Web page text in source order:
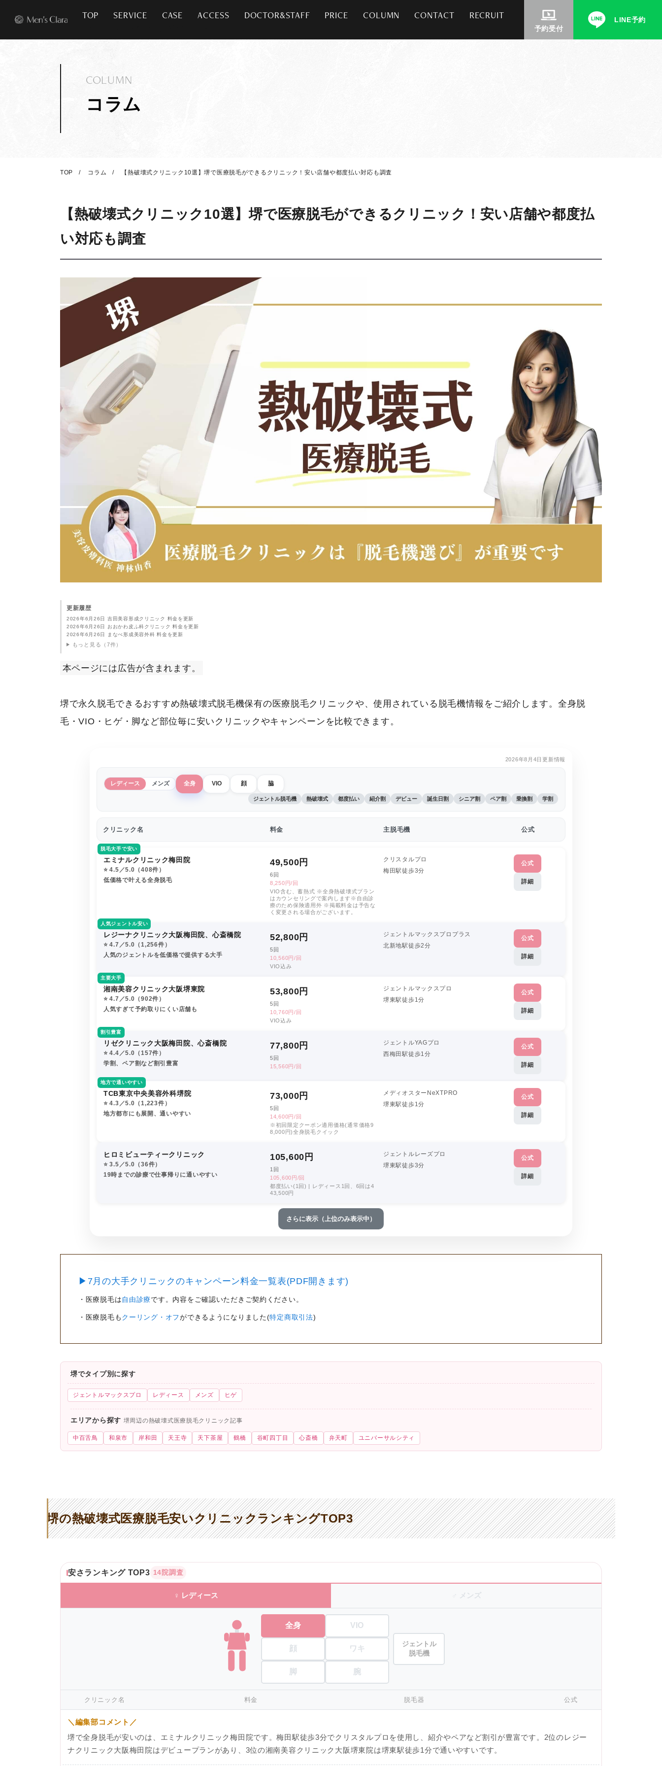
TOP SERVICE CASE ACCESS DOCTOR&STAFF PRICE COLUMN CONTACT RECRUIT
予約受付
LINE予約
コラム
COLUMN
TOP コラム 【熱破壊式クリニック10選】堺で医療脱毛ができるクリニック！安い店舗や都度払い対応も調査
【熱破壊式クリニック10選】堺で医療脱毛ができるクリニック！安い店舗や都度払
い対応も調査
更新履歴
2026年6月26日 吉田美容形成クリニック 料金を更新
2026年6月26日 おおかわ皮ふ科クリニック 料金を更新
2026年6月26日 まなべ形成美容外科 料金を更新
もっと見る（7件）
本ページには広告が含まれます。
堺で永久脱毛できるおすすめ熱破壊式脱毛機保有の医療脱毛クリニックや、使用されている脱毛機情報をご紹介します。全身脱
毛・VIO・ヒゲ・脚など部位毎に安いクリニックやキャンペーンを比較できます。
2026年8月4日更新情報
レディース メンズ 全身 VIO 顔 脇
ジェントル脱毛機 熱破壊式 都度払い 紹介割 デビュー 誕生日割 シニア割 ペア割 乗換割 学割
クリニック名 料金 主脱毛機 公式
脱毛大手で安い
エミナルクリニック梅田院
⭐️ 4.5／5.0（408件）
低価格で叶える全身脱毛
49,500 円
6回
8,250円/回
VIO含む、蓄熱式 ※全身熱破壊式プラン
はカウンセリングで案内します※自由診
療のため保険適用外 ※掲載料金は予告な
く変更される場合がございます。
クリスタルプロ
梅田駅徒歩3分
公式
詳細
人気ジェントル安い
レジーナクリニック大阪梅田院、心斎橋院
⭐️ 4.7／5.0（1,256件）
人気のジェントルを低価格で提供する大手
52,800 円
5回
10,560円/回
VIO込み
ジェントルマックスプロプラス
北新地駅徒歩2分
公式
詳細
主要大手
湘南美容クリニック大阪堺東院
⭐️ 4.7／5.0（902件）
人気すぎて予約取りにくい店舗も
53,800 円
5回
10,760円/回
VIO込み
ジェントルマックスプロ
堺東駅徒歩1分
公式
詳細
割引豊富
リゼクリニック大阪梅田院、心斎橋院
⭐️ 4.4／5.0（157件）
学割、ペア割など割引豊富
77,800 円
5回
15,560円/回
ジェントルYAGプロ
西梅田駅徒歩1分
公式
詳細
地方で通いやすい
TCB東京中央美容外科堺院
⭐️ 4.3／5.0（1,223件）
地方都市にも展開、通いやすい
73,000 円
5回
14,600円/回
※初回限定クーポン適用価格(通常価格9
8,000円)全身脱毛クイック
メディオスターNeXTPRO
堺東駅徒歩1分
公式
詳細
ヒロミビューティークリニック
⭐️ 3.5／5.0（36件）
19時までの診療で仕事帰りに通いやすい
105,600 円
1回
105,600円/回
都度払い(1回) | レディース1回、6回は4
43,500円
ジェントルレーズプロ
堺東駅徒歩3分
公式
詳細
さらに表示（上位のみ表示中）
▶7月の大手クリニックのキャンペーン料金一覧表(PDF開きます)
・医療脱毛は自由診療です。内容をご確認いただきご契約ください。
・医療脱毛もクーリング・オフができるようになりました(特定商取引法)
堺でタイプ別に探す
ジェントルマックスプロ レディース メンズ ヒゲ
エリアから探す 堺周辺の熱破壊式医療脱毛クリニック記事
中百舌鳥 和泉市 岸和田 天王寺 天下茶屋 鶴橋 谷町四丁目 心斎橋 弁天町 ユニバーサルシティ
堺の熱破壊式医療脱毛安いクリニックランキングTOP3
安さランキング TOP3 14院調査
♀ レディース ♂ メンズ
全身 VIO
顔 ワキ
脚 腕
ジェントル
脱毛機
クリニック名 料金 脱毛器 公式
＼編集部コメント／
堺で全身脱毛が安いのは、エミナルクリニック梅田院です。梅田駅徒歩3分でクリスタルプロを使用し、紹介やペアなど割引が豊富です。2位のレジー
ナクリニック大阪梅田院はデビュープランがあり、3位の湘南美容クリニック大阪堺東院は堺東駅徒歩1分で通いやすいです。